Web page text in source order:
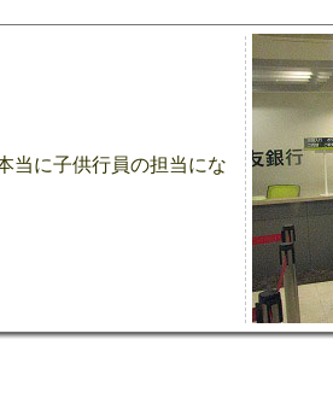
当に子供行員の担当にな